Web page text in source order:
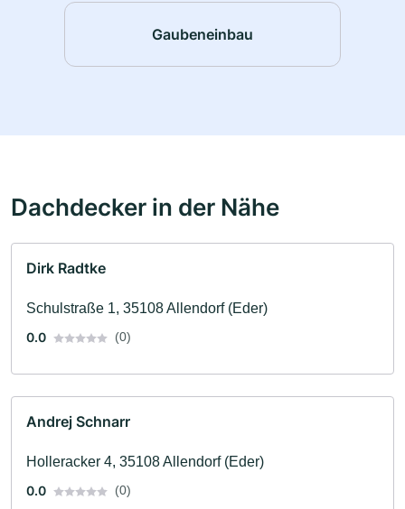
Gaubeneinbau
Dachdecker in der Nähe
Dirk Radtke
Schulstraße 1, 35108 Allendorf (Eder)
0.0
(0)
Andrej Schnarr
Holleracker 4, 35108 Allendorf (Eder)
0.0
(0)